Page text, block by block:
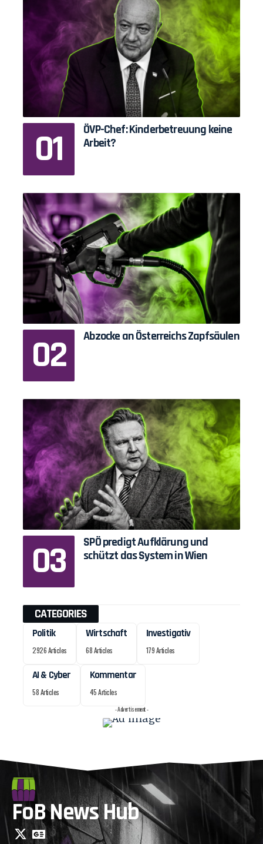
ÖVP-Chef: Kinderbetreuung keine
Arbeit?
Abzocke an Österreichs Zapfsäulen
SPÖ predigt Aufklärung und
schützt das System in Wien
CATEGORIES
Politik
2926 Articles
Wirtschaft
68 Articles
Investigativ
179 Articles
AI & Cyber
58 Articles
Kommentar
45 Articles
- Advertisement -
FoB News Hub